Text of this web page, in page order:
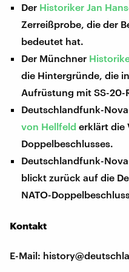
Der Historiker Jan
Zerreißprobe, die der
bedeutet hat.
Der Münchner
die Hintergründe, die
Aufrüstung mit SS-20-
Deutschlandfunk-
von Hellfeld erklärt die
Doppelbeschlusses.
Deutschlandfunk-
blickt zurück auf die
NATO-
Kontakt
E-Mail: